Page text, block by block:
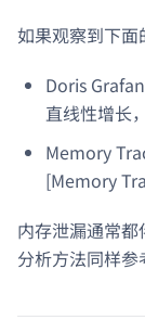
如果观察到下面
Doris
直线性增长
Memory
[Memory
内存泄漏通常
分析方法同样参